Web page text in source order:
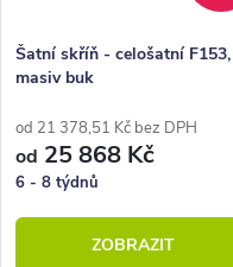
Šatní skříň - celošatní F153,
masiv buk
od 21 378,51 Kč bez DPH
od 25 868 Kč
6 - 8 týdnů
ZOBRAZIT